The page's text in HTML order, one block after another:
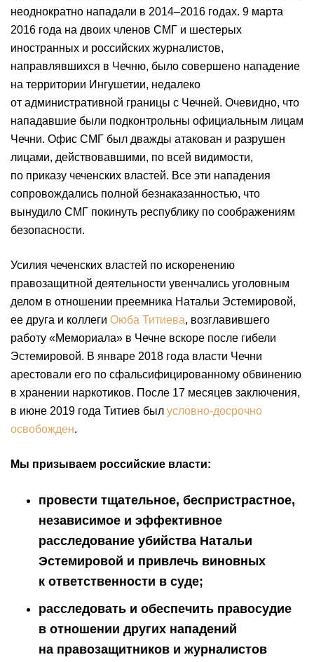
неоднократно нападали в 2014–2016 годах. 9 марта
2016 года на двоих членов СМГ и шестерых
иностранных и российских журналистов,
направлявшихся в Чечню, было совершено нападение
на территории Ингушетии, недалеко
от административной границы с Чечней. Очевидно, что
нападавшие были подконтрольны официальным лицам
Чечни. Офис СМГ был дважды атакован и разрушен
лицами, действовавшими, по всей видимости,
по приказу чеченских властей. Все эти нападения
сопровождались полной безнаказанностью, что
вынудило СМГ покинуть республику по соображениям
безопасности.
Усилия чеченских властей по искоренению
правозащитной деятельности увенчались уголовным
делом в отношении преемника Натальи Эстемировой,
ее друга и коллеги Оюба Титиева, возглавившего
работу «Мемориала» в Чечне вскоре после гибели
Эстемировой. В январе 2018 года власти Чечни
арестовали его по сфальсифицированному обвинению
в хранении наркотиков. После 17 месяцев заключения,
в июне 2019 года Титиев был условно-досрочно
освобожден.
Мы призываем российские власти:
провести тщательное, беспристрастное,
независимое и эффективное
расследование убийства Натальи
Эстемировой и привлечь виновных
к ответственности в суде;
расследовать и обеспечить правосудие
в отношении других нападений
на правозащитников и журналистов